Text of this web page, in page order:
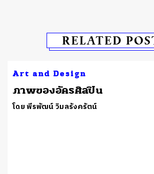
RELATED
Art and Design
​ภาพของอัครศิลปิน
โดย พีรพัฒน์ วิมลรังครัตน์